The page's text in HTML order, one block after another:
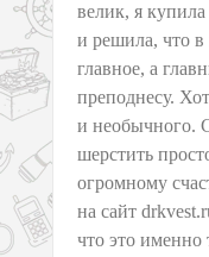
велик, я
и решила, что в
главное, а
преподнесу.
и необычного.
шерстить
огромному
на сайт
что это